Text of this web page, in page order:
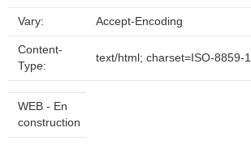
Vary: Accept-Encoding
Content-
Type:
text/html; charset=ISO-8859-1
WEB - En
construction